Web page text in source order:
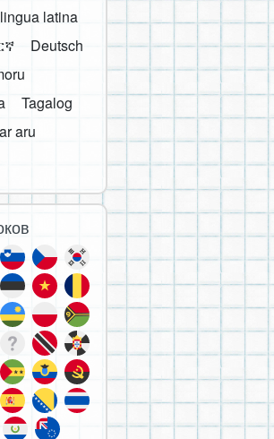
latina
Deutsch
Tagalog
aru